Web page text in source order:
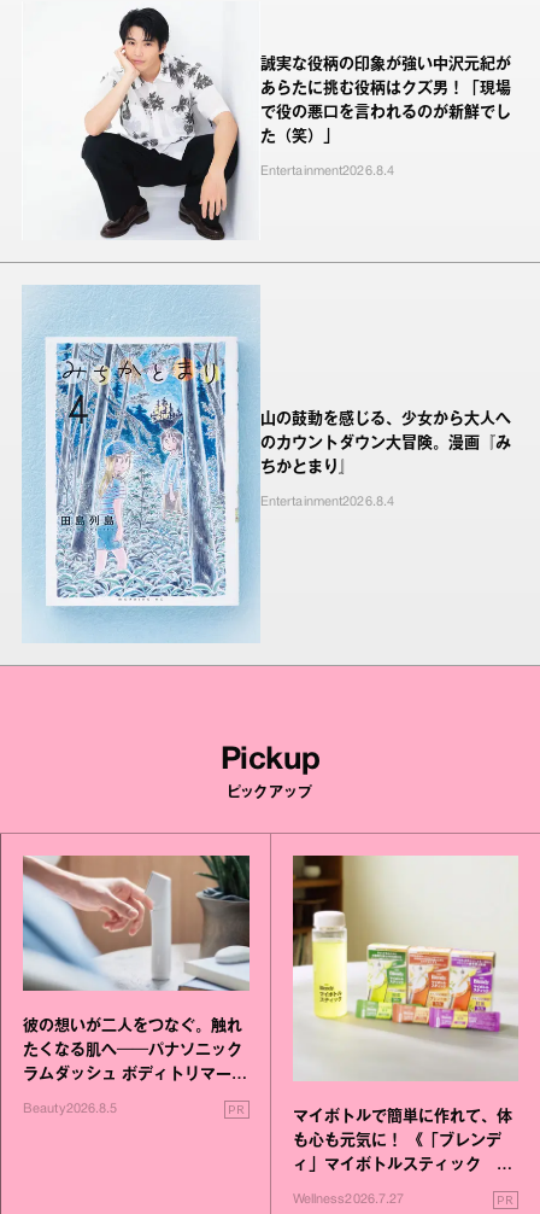
誠実な役柄の印象が強い中沢元紀が
あらたに挑む役柄はクズ男！「現場
で役の悪口を言われるのが新鮮でし
た（笑）」
Entertainment2026.8.4
山の鼓動を感じる、少女から大人へ
のカウントダウン大冒険。漫画『み
ちかとまり』
Entertainment2026.8.4
Pickup
ピックアップ
彼の想いが二人をつなぐ。触れ
たくなる肌へ──パナソニック
ラムダッシュ ボディトリマーが
Beauty2026.8.5 PR
マイボトルで簡単に作れて、体
も心も元気に！ 《「ブレンデ
ィ」マイボトルスティック い
いこと毎日》シリーズが誕生
Wellness2026.7.27 PR